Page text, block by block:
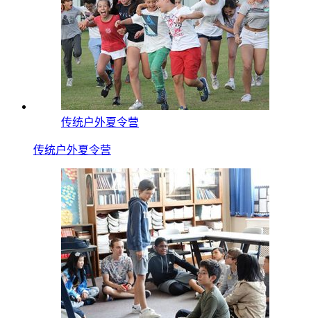
传统户外夏令营
传统户外夏令营